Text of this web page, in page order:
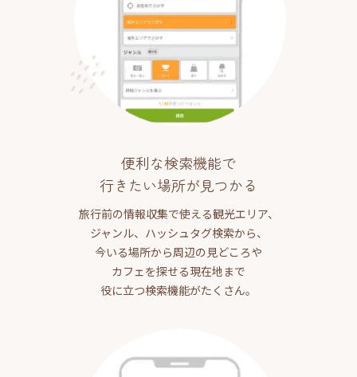
便利な検索機能で
行きたい場所が見つかる
旅行前の情報収集で使える観光エリア、
ジャンル、ハッシュタグ検索から、
今いる場所から周辺の見どころや
カフェを探せる現在地まで
役に立つ検索機能がたくさん。